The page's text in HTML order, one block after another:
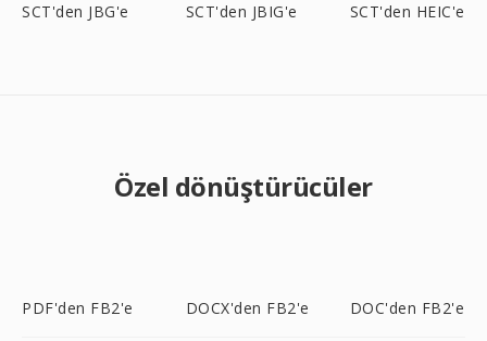
SCT'den JBG'e SCT'den JBIG'e SCT'den HEIC'e
Özel dönüştürücüler
PDF'den FB2'e DOCX'den FB2'e DOC'den FB2'e